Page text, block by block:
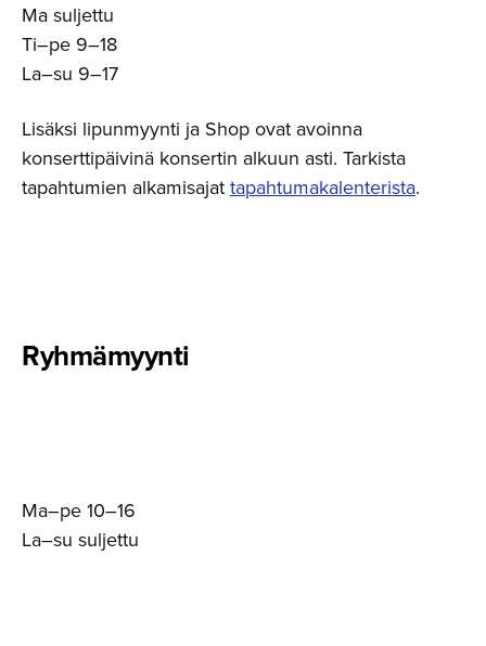
Ma suljettu
Ti–pe 9–18
La–su 9–17
Lisäksi lipunmyynti ja Shop ovat avoinna
konserttipäivinä konsertin alkuun asti. Tarkista
tapahtumien alkamisajattapahtumakalenterista.
Ryhmämyynti
Ma–pe 10–16
La–su suljettu